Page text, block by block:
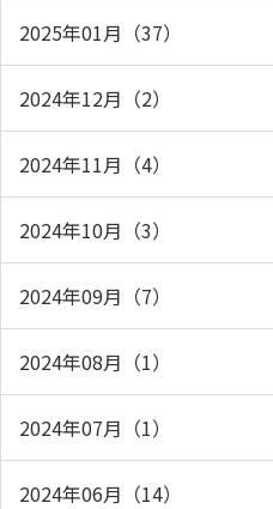
2025年01月（37）
2024年12月（2）
2024年11月（4）
2024年10月（3）
2024年09月（7）
2024年08月（1）
2024年07月（1）
2024年06月（14）